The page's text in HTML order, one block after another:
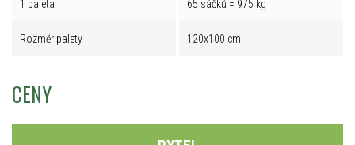
1 paleta 65 sáčků = 975 kg
Rozměr palety 120x100 cm
CENY